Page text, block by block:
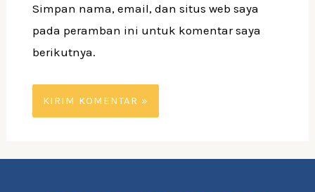
Simpan nama, email, dan situs web saya
pada peramban ini untuk komentar saya
berikutnya.